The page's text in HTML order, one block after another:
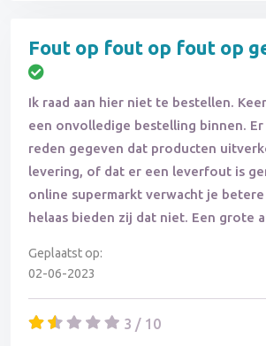
Fout op fout op fout op
Ik raad aan hier niet te bestellen.
een onvolledige bestelling binnen.
reden gegeven dat producten
levering, of dat er een leverfout is
online supermarkt verwacht je betere
helaas bieden zij dat niet. Een grote
Geplaatst op:
02-06-2023
3 / 10